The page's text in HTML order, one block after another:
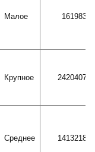
Малое 161983
Крупное 2420407
Среднее 1413218